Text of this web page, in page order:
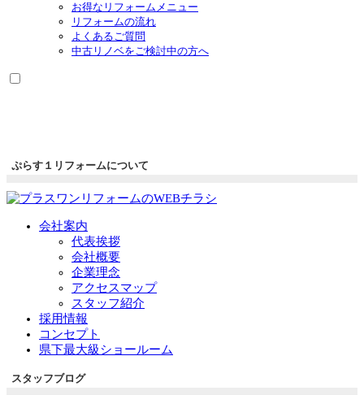
お得なリフォームメニュー
リフォームの流れ
よくあるご質問
中古リノベをご検討中の方へ
ぷらす１リフォームについて
会社案内
代表挨拶
会社概要
企業理念
アクセスマップ
スタッフ紹介
採用情報
コンセプト
県下最大級ショールーム
スタッフブログ